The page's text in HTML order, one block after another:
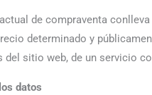
de compraventa conlleva
determinado y
del sitio web, de un servicio
datos